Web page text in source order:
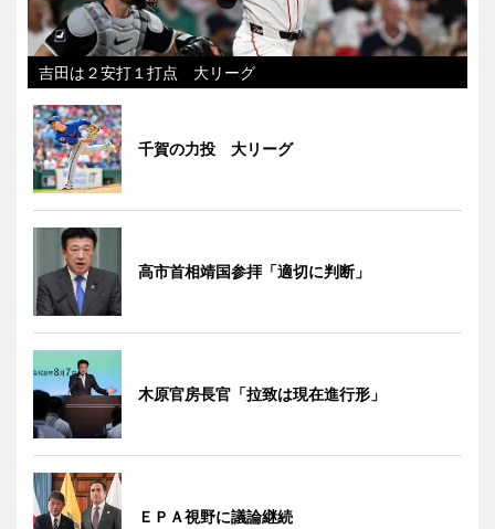
吉田は２安打１打点 大リーグ
千賀の力投 大リーグ
高市首相靖国参拝「適切に判断」
木原官房長官「拉致は現在進行形」
ＥＰＡ視野に議論継続